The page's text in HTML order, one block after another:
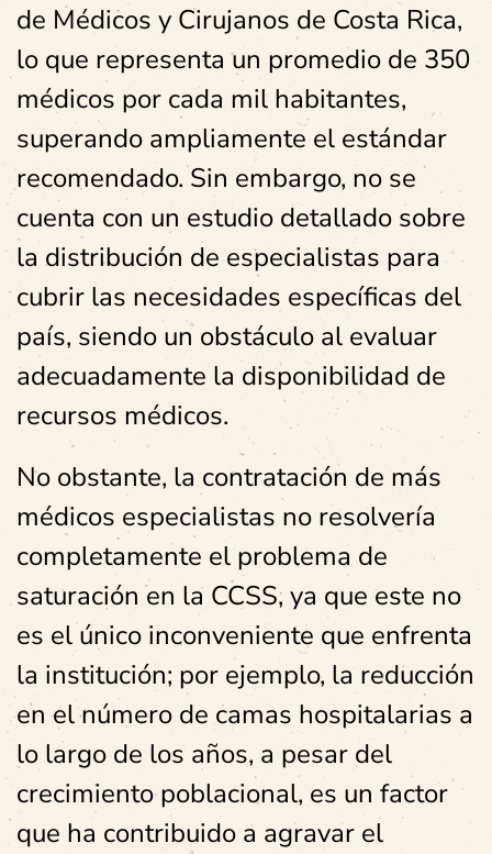
de Médicos y Cirujanos de Costa Rica,
lo que representa un promedio de 350
médicos por cada mil habitantes,
superando ampliamente el estándar
recomendado. Sin embargo, no se
cuenta con un estudio detallado sobre
la distribución de especialistas para
cubrir las necesidades específicas del
país, siendo un obstáculo al evaluar
adecuadamente la disponibilidad de
recursos médicos.
No obstante, la contratación de más
médicos especialistas no resolvería
completamente el problema de
saturación en la CCSS, ya que este no
es el único inconveniente que enfrenta
la institución; por ejemplo, la reducción
en el número de camas hospitalarias a
lo largo de los años, a pesar del
crecimiento poblacional, es un factor
que ha contribuido a agravar el